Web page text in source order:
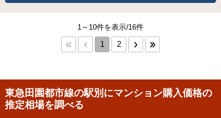
1～10件を表示/16件
1 2
東急田園都市線の駅別にマンション購入価格の
推定相場を調べる